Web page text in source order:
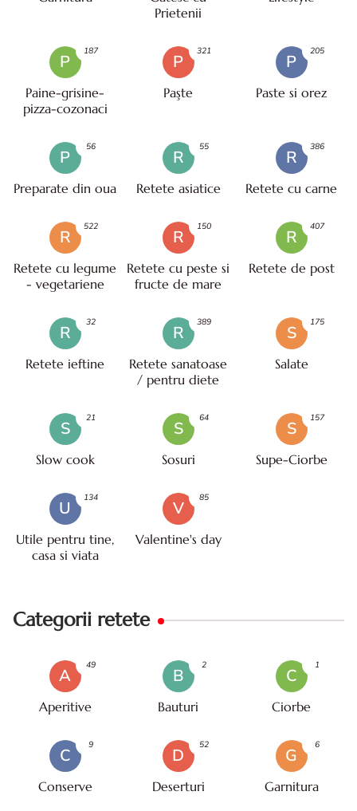
Prietenii
P
Paine-grisine-
pizza-cozonaci
187
P
Paşte
321
P
Paste si orez
205
P
Preparate din oua
56
R
Retete asiatice
55
R
Retete cu carne
386
R
Retete cu legume
- vegetariene
522
R
Retete cu peste si
fructe de mare
150
R
Retete de post
407
R
Retete ieftine
32
R
Retete sanatoase
/ pentru diete
389
S
Salate
175
S
Slow cook
21
S
Sosuri
64
S
Supe-Ciorbe
157
U
Utile pentru tine,
casa si viata
134
V
Valentine's day
85
Categorii retete
A
Aperitive
49
B
Bauturi
2
C
Ciorbe
1
C
Conserve
9
D
Deserturi
52
G
Garnitura
6